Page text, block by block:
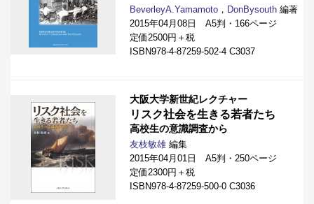
BeverleyA.Yamamoto ， DonBysouth 編著
2015年04月08日 A5判・166ページ
定価2500円＋税
ISBN978-4-87259-502-4 C3037
大阪大学新世紀レクチャー
リスク社会を生きる若者たち
高校生の意識調査から
友枝敏雄 編集
2015年04月01日 A5判・250ページ
定価2300円＋税
ISBN978-4-87259-500-0 C3036